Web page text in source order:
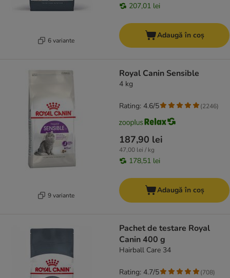
6 variante
207,01 lei
Adaugă în coș
9 variante
Royal Canin Sensible
4 kg
187,90 lei
47,00 lei / kg
178,51 lei
Rating: 4.6/5 (2246)
Adaugă în coș
Pachet de testare Royal
Canin 400 g
Hairball Care 34
Rating: 4.7/5 (708)